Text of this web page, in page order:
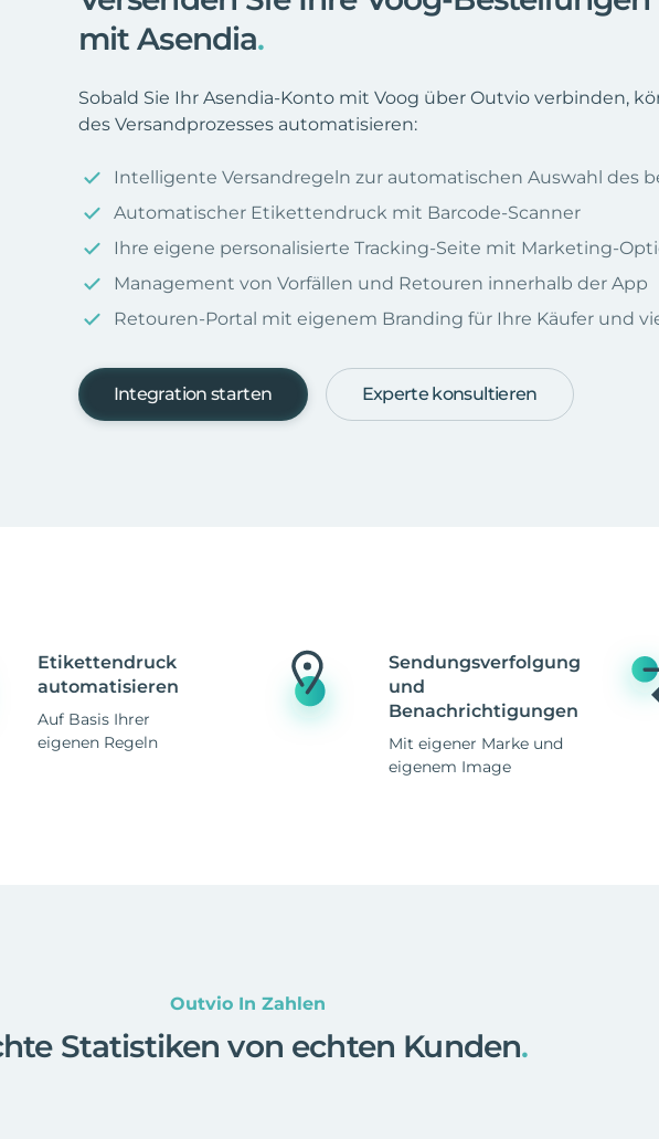
mit Asendia.
Sobald Sie Ihr Asendia-Konto mit Voog über Outvio verbinden,
des Versandprozesses automatisieren:
Intelligente Versandregeln zur automatischen Auswahl des
Automatischer Etikettendruck mit Barcode-Scanner
Ihre eigene personalisierte Tracking-Seite mit Marketing-
Management von Vorfällen und Retouren innerhalb der App
Retouren-Portal mit eigenem Branding für Ihre Käufer und
Integration starten Experte konsultieren
Etikettendruck
automatisieren
Auf Basis Ihrer
eigenen Regeln
Sendungsverfolgung
und
Benachrichtigungen
Mit eigener Marke und
eigenem Image
Outvio In Zahlen
Statistiken von echten Kunden.